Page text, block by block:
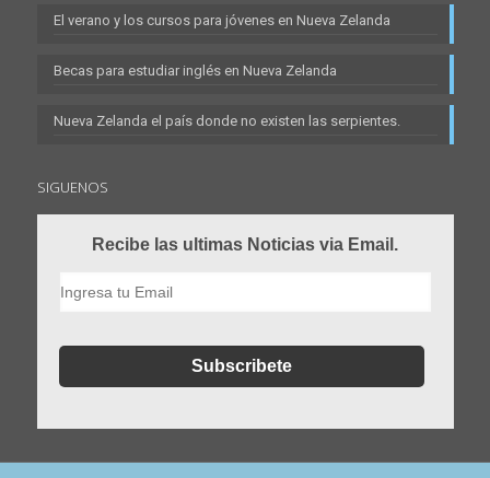
El verano y los cursos para jóvenes en Nueva Zelanda
Becas para estudiar inglés en Nueva Zelanda
Nueva Zelanda el país donde no existen las serpientes.
SIGUENOS
Recibe las ultimas Noticias via Email.